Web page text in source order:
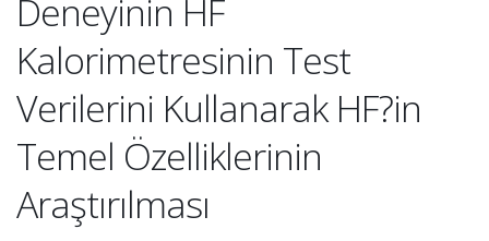
Deneyinin HF
Kalorimetresinin Test
Verilerini Kullanarak HF?in
Temel Özelliklerinin
Araştırılması